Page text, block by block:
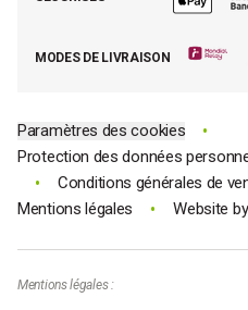
Quelle passoire
d'aliment ?
Quelle passoire choisir
Pour le riz, optez pour une
les grains tout en permettant à
passoires en acier inoxydable
tandis que les modèles en
supplémentaires comme un pied
optimale.
MODES DE LIVRAISON
Paramètres des cookies •
Protection des données
• Conditions générales de
Mentions légales • Website by
Mentions légales :